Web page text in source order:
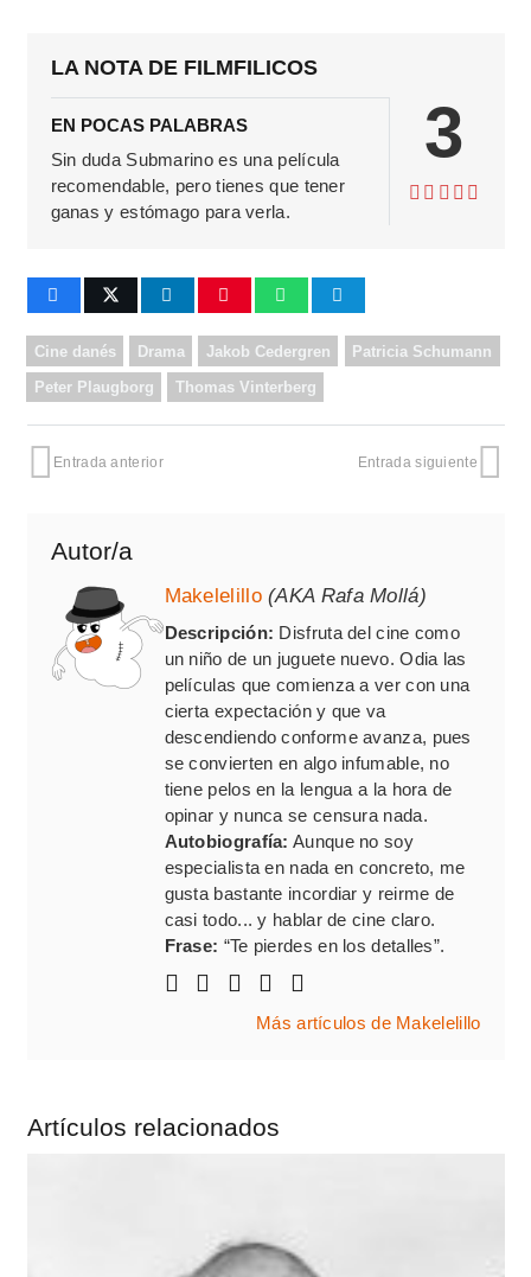
LA NOTA DE FILMFILICOS
EN POCAS PALABRAS
Sin duda Submarino es una película
recomendable, pero tienes que tener
ganas y estómago para verla.
3
Cine danés Drama Jakob Cedergren Patricia Schumann
Peter Plaugborg Thomas Vinterberg
Entrada anterior Entrada siguiente
Autor/a
Makelelillo (AKA Rafa Mollá)
Descripción: Disfruta del cine como
un niño de un juguete nuevo. Odia las
películas que comienza a ver con una
cierta expectación y que va
descendiendo conforme avanza, pues
se convierten en algo infumable, no
tiene pelos en la lengua a la hora de
opinar y nunca se censura nada.
Autobiografía: Aunque no soy
especialista en nada en concreto, me
gusta bastante incordiar y reirme de
casi todo... y hablar de cine claro.
Frase: “Te pierdes en los detalles”.
Más artículos de Makelelillo
Artículos relacionados